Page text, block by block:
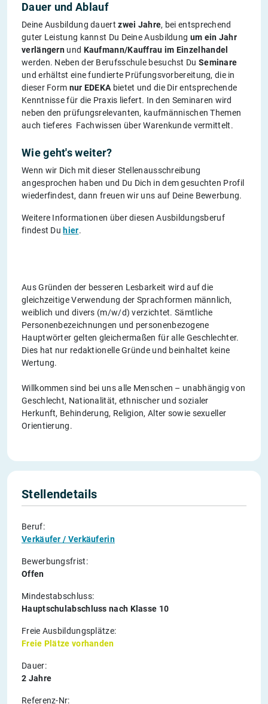
Dauer und Ablauf
Deine Ausbildung dauertzwei Jahre, bei entsprechend
guter Leistung kannst Du Deine Ausbildung um ein Jahr
verlängern und Kaufmann/Kauffrau im Einzelhandel
werden. Neben der Berufsschule besuchst Du Seminare
und erhältst eine fundierte Prüfungsvorbereitung, die in
dieser Form nur EDEKA bietet und die Dir entsprechende
Kenntnisse für die Praxis liefert. In den Seminaren wird
neben den prüfungsrelevanten, kaufmännischen Themen
auch tieferes Fachwissen über Warenkunde vermittelt.
Wie geht's weiter?
Wenn wir Dich mit dieser Stellenausschreibung
angesprochen haben und Du Dich in dem gesuchten Profil
wiederfindest, dann freuen wir uns auf Deine Bewerbung.
Weitere Informationen über diesen Ausbildungsberuf
findest Du hier.
Aus Gründen der besseren Lesbarkeit wird auf die
gleichzeitige Verwendung der Sprachformen männlich,
weiblich und divers (m/w/d) verzichtet. Sämtliche
Personenbezeichnungen und personenbezogene
Hauptwörter gelten gleichermaßen für alle Geschlechter.
Dies hat nur redaktionelle Gründe und beinhaltet keine
Wertung.
Willkommen sind bei uns alle Menschen – unabhängig von
Geschlecht, Nationalität, ethnischer und sozialer
Herkunft, Behinderung, Religion, Alter sowie sexueller
Orientierung.
Stellendetails
Beruf:
Verkäufer / Verkäuferin
Bewerbungsfrist:
Offen
Mindestabschluss:
Hauptschulabschluss nach Klasse 10
Freie Ausbildungsplätze:
Freie Plätze vorhanden
Dauer:
2 Jahre
Referenz-Nr: